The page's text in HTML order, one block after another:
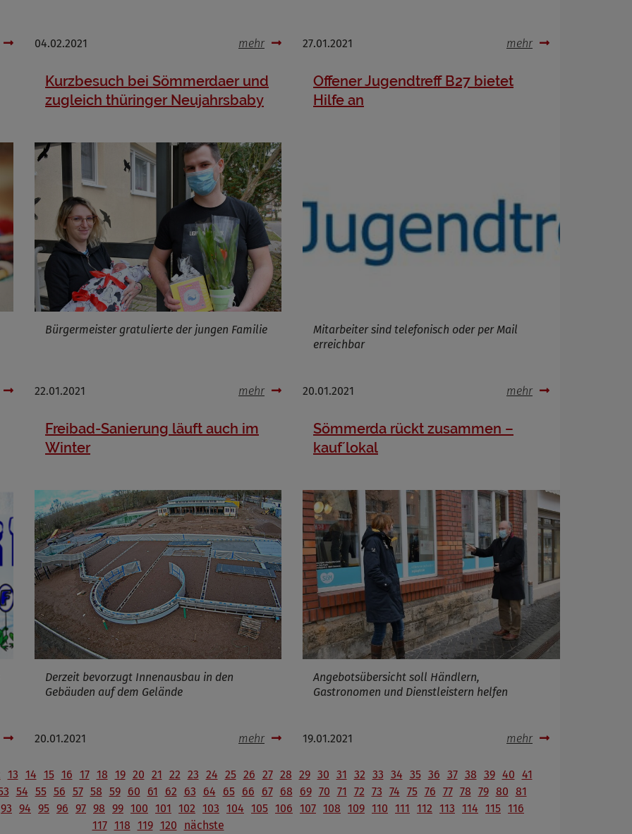
04.02.2021 mehr 27.01.2021 mehr
Kurzbesuch bei Sömmerdaer und
zugleich thüringer Neujahrsbaby
Bürgermeister gratulierte der jungen Familie
22.01.2021 mehr
Offener Jugendtreff B27 bietet
Hilfe an
Mitarbeiter sind telefonisch oder per Mail
erreichbar
20.01.2021 mehr
Freibad-Sanierung läuft auch im
Winter
Derzeit bevorzugt Innenausbau in den
Gebäuden auf dem Gelände
20.01.2021 mehr
Sömmerda rückt zusammen –
kauf´lokal
Angebotsübersicht soll Händlern,
Gastronomen und Dienstleistern helfen
19.01.2021 mehr
13 14 15 16 17 18 19 20 21 22 23 24 25 26 27 28 29 30 31 32 33 34 35 36 37 38 39 40 41
54 55 56 57 58 59 60 61 62 63 64 65 66 67 68 69 70 71 72 73 74 75 76 77 78 79 80 81
93 94 95 96 97 98 99 100 101 102 103 104 105 106 107 108 109 110 111 112 113 114 115 116
117 118 119 120 nächste
Infos schließen